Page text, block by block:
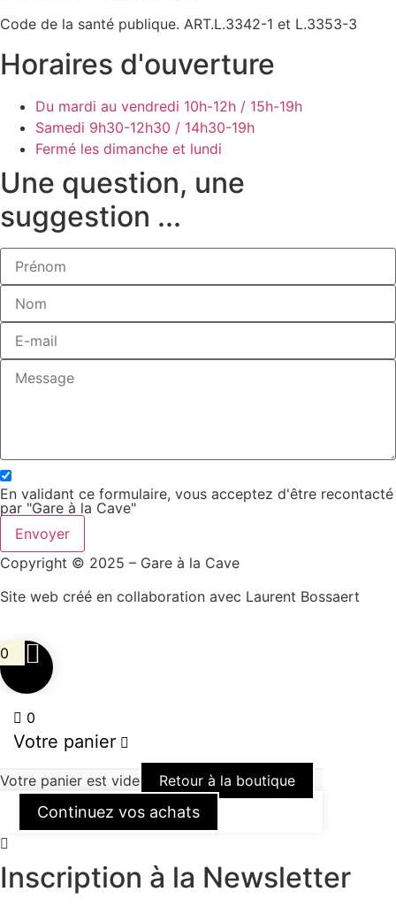
Code de la santé publique. ART.L.3342-1 et L.3353-3
Horaires d'ouverture
Du mardi au vendredi 10h-12h / 15h-19h
Samedi 9h30-12h30 / 14h30-19h
Fermé les dimanche et lundi
Une question, une
suggestion ...
En validant ce formulaire, vous acceptez d'être recontacté
par "Gare à la Cave"
Envoyer
Copyright © 2025 – Gare à la Cave
Site web créé en collaboration avec Laurent Bossaert
0
0
Votre panier
Votre panier est vide Retour à la boutique
Continuez vos achats
Inscription à la Newsletter